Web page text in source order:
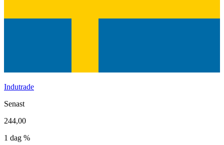
Indutrade
Senast
244,00
1 dag %